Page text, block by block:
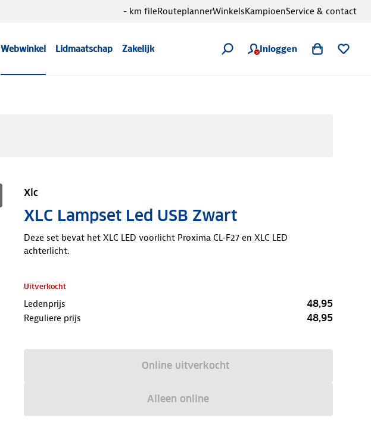
Webwinkel Lidmaatschap Zakelijk Inloggen
- km fileRouteplannerWinkelsKampioenService & contact
Xlc
XLC Lampset Led USB Zwart
Deze set bevat het XLC LED voorlicht Proxima CL-F27 en XLC LED
achterlicht.
Uitverkocht
Ledenprijs 48,95
Reguliere prijs 48,95
Online uitverkocht
Alleen online